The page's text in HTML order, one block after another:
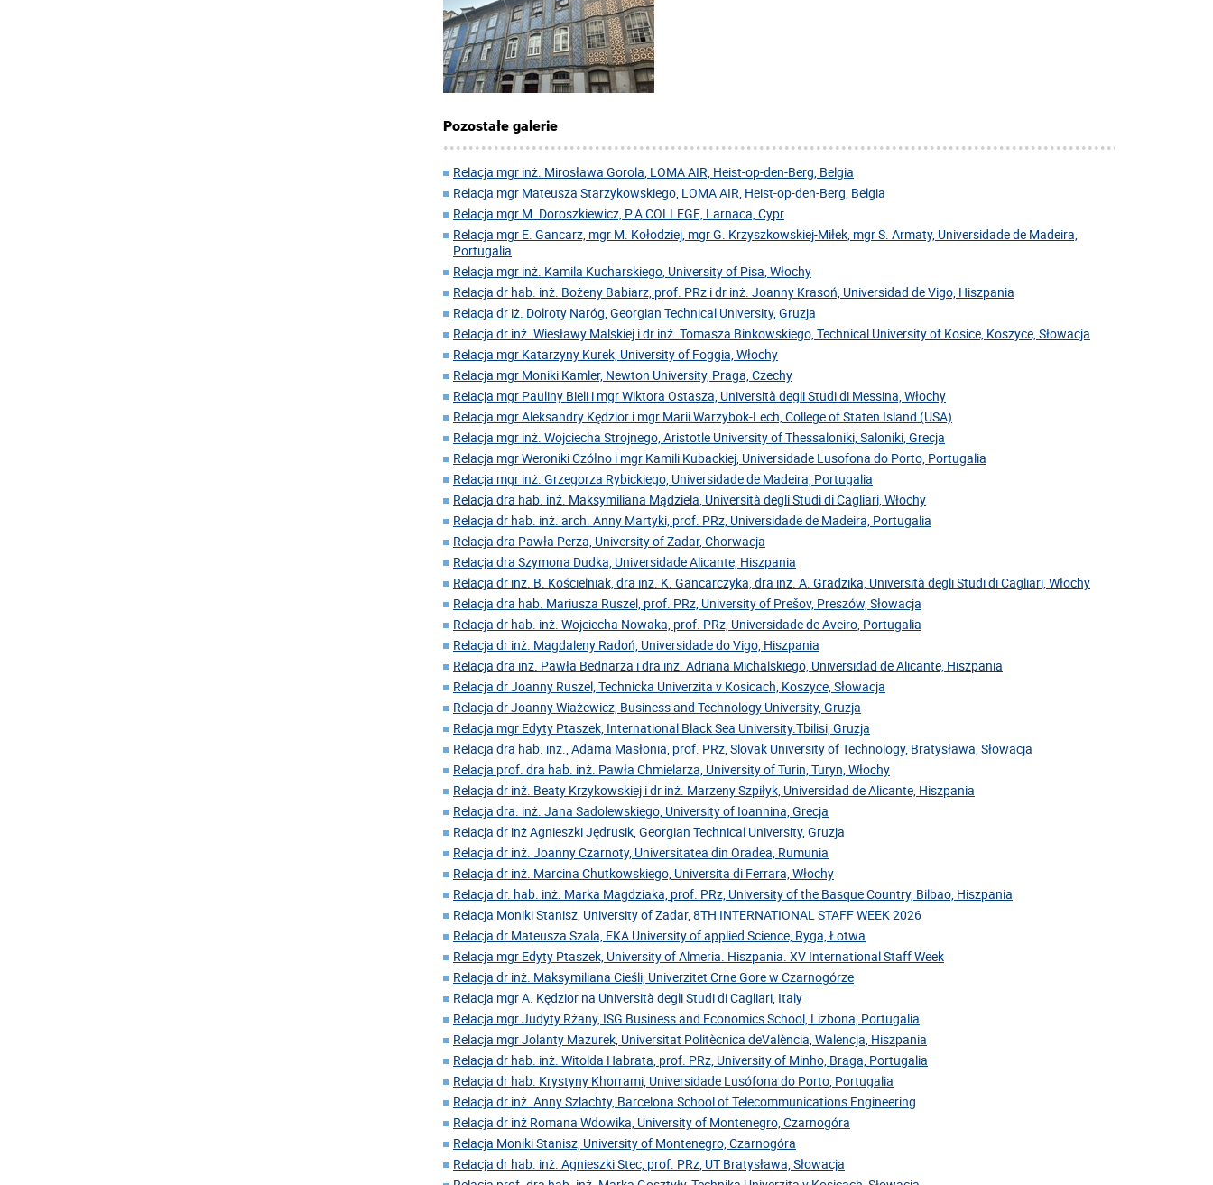
Pozostałe galerie
Relacja mgr inż. Mirosława Gorola, LOMA AIR, Heist-op-den-Berg, Belgia
Relacja mgr Mateusza Starzykowskiego, LOMA AIR, Heist-op-den-Berg, Belgia
Relacja mgr M. Doroszkiewicz, P.A COLLEGE, Larnaca, Cypr
Relacja mgr E. Gancarz, mgr M. Kołodziej, mgr G. Krzyszkowskiej-Miłek, mgr S. Armaty, Universidade de Madeira,
Portugalia
Relacja mgr inż. Kamila Kucharskiego, University of Pisa, Włochy
Relacja dr hab. inż. Bożeny Babiarz, prof. PRz i dr inż. Joanny Krasoń, Universidad de Vigo, Hiszpania
Relacja dr iż. Dolroty Naróg, Georgian Technical University, Gruzja
Relacja dr inż. Wiesławy Malskiej i dr inż. Tomasza Binkowskiego, Technical University of Kosice, Koszyce, Słowacja
Relacja mgr Katarzyny Kurek, University of Foggia, Włochy
Relacja mgr Moniki Kamler, Newton University, Praga, Czechy
Relacja mgr Pauliny Bieli i mgr Wiktora Ostasza, Università degli Studi di Messina, Włochy
Relacja mgr Aleksandry Kędzior i mgr Marii Warzybok-Lech, College of Staten Island (USA)
Relacja mgr inż. Wojciecha Strojnego, Aristotle University of Thessaloniki, Saloniki, Grecja
Relacja mgr Weroniki Czółno i mgr Kamili Kubackiej, Universidade Lusofona do Porto, Portugalia
Relacja mgr inż. Grzegorza Rybickiego, Universidade de Madeira, Portugalia
Relacja dra hab. inż. Maksymiliana Mądziela, Università degli Studi di Cagliari, Włochy
Relacja dr hab. inż. arch. Anny Martyki, prof. PRz, Universidade de Madeira, Portugalia
Relacja dra Pawła Perza, University of Zadar, Chorwacja
Relacja dra Szymona Dudka, Universidade Alicante, Hiszpania
Relacja dr inż. B. Kościelniak, dra inż. K. Gancarczyka, dra inż. A. Gradzika, Università degli Studi di Cagliari, Włochy
Relacja dra hab. Mariusza Ruszel, prof. PRz, University of Prešov, Preszów, Słowacja
Relacja dr hab. inż. Wojciecha Nowaka, prof. PRz, Universidade de Aveiro, Portugalia
Relacja dr inż. Magdaleny Radoń, Universidade do Vigo, Hiszpania
Relacja dra inż. Pawła Bednarza i dra inż. Adriana Michalskiego, Universidad de Alicante, Hiszpania
Relacja dr Joanny Ruszel, Technicka Univerzita v Kosicach, Koszyce, Słowacja
Relacja dr Joanny Wiażewicz, Business and Technology University, Gruzja
Relacja mgr Edyty Ptaszek, International Black Sea University.Tbilisi, Gruzja
Relacja dra hab. inż., Adama Masłonia, prof. PRz, Slovak University of Technology, Bratysława, Słowacja
Relacja prof. dra hab. inż. Pawła Chmielarza, University of Turin, Turyn, Włochy
Relacja dr inż. Beaty Krzykowskiej i dr inż. Marzeny Szpiłyk, Universidad de Alicante, Hiszpania
Relacja dra. inż. Jana Sadolewskiego, University of Ioannina, Grecja
Relacja dr inż Agnieszki Jędrusik, Georgian Technical University, Gruzja
Relacja dr inż. Joanny Czarnoty, Universitatea din Oradea, Rumunia
Relacja dr inż. Marcina Chutkowskiego, Universita di Ferrara, Włochy
Relacja dr. hab. inż. Marka Magdziaka, prof. PRz, University of the Basque Country, Bilbao, Hiszpania
Relacja Moniki Stanisz, University of Zadar, 8TH INTERNATIONAL STAFF WEEK 2026
Relacja dr Mateusza Szala, EKA University of applied Science, Ryga, Łotwa
Relacja mgr Edyty Ptaszek, University of Almeria. Hiszpania. XV International Staff Week
Relacja dr inż. Maksymiliana Cieśli, Univerzitet Crne Gore w Czarnogórze
Relacja mgr A. Kędzior na Università degli Studi di Cagliari, Italy
Relacja mgr Judyty Rżany, ISG Business and Economics School, Lizbona, Portugalia
Relacja mgr Jolanty Mazurek, Universitat Politècnica deValència, Walencja, Hiszpania
Relacja dr hab. inż. Witolda Habrata, prof. PRz, University of Minho, Braga, Portugalia
Relacja dr hab. Krystyny Khorrami, Universidade Lusófona do Porto, Portugalia
Relacja dr inż. Anny Szlachty, Barcelona School of Telecommunications Engineering
Relacja dr inż Romana Wdowika, University of Montenegro, Czarnogóra
Relacja Moniki Stanisz, University of Montenegro, Czarnogóra
Relacja dr hab. inż. Agnieszki Stec, prof. PRz, UT Bratysława, Słowacja